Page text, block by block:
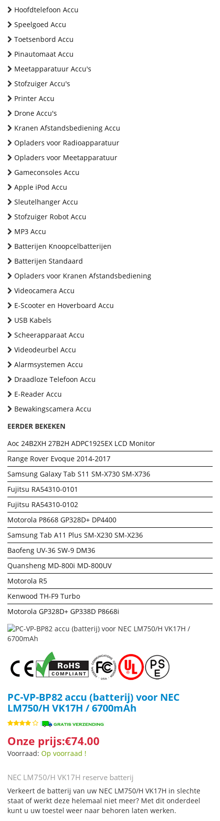
Hoofdtelefoon Accu
Speelgoed Accu
Toetsenbord Accu
Pinautomaat Accu
Meetapparatuur Accu's
Stofzuiger Accu's
Printer Accu
Drone Accu's
Kranen Afstandsbediening Accu
Opladers voor Radioapparatuur
Opladers voor Meetapparatuur
Gameconsoles Accu
Apple iPod Accu
Sleutelhanger Accu
Stofzuiger Robot Accu
MP3 Accu
Batterijen Knoopcelbatterijen
Batterijen Standaard
Opladers voor Kranen Afstandsbediening
Videocamera Accu
E-Scooter en Hoverboard Accu
USB Kabels
Scheerapparaat Accu
Videodeurbel Accu
Alarmsystemen Accu
Draadloze Telefoon Accu
E-Reader Accu
Bewakingscamera Accu
EERDER BEKEKEN
Aoc 24B2XH 27B2H ADPC1925EX LCD Monitor
Range Rover Evoque 2014-2017
Samsung Galaxy Tab S11 SM-X730 SM-X736
Fujitsu RA54310-0101
Fujitsu RA54310-0102
Motorola P8668 GP328D+ DP4400
Samsung Tab A11 Plus SM-X230 SM-X236
Baofeng UV-36 SW-9 DM36
Quansheng MD-800i MD-800UV
Motorola R5
Kenwood TH-F9 Turbo
Motorola GP328D+ GP338D P8668i
PC-VP-BP82 accu (batterij) voor NEC
LM750/H VK17H / 6700mAh
Onze prijs:€74.00
Voorraad: Op voorraad !
NEC LM750/H VK17H reserve batterij
Verkeert de batterij van uw NEC LM750/H VK17H in slechte
staat of werkt deze helemaal niet meer? Met dit onderdeel
kunt u uw toestel weer naar behoren laten werken.